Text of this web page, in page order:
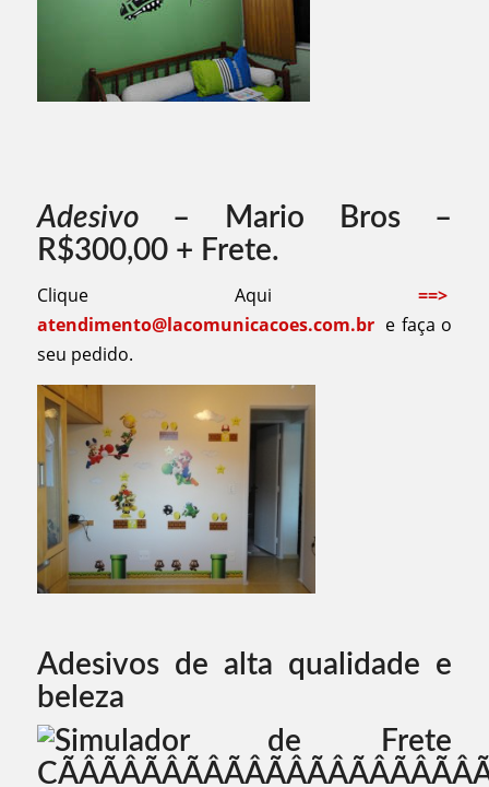
Adesivo – Mario Bros –
R$300,00 + Frete.
Clique Aqui==>
atendimento@lacomunicacoes.com.br e faça o
seu pedido.
Adesivos de alta qualidade e
beleza